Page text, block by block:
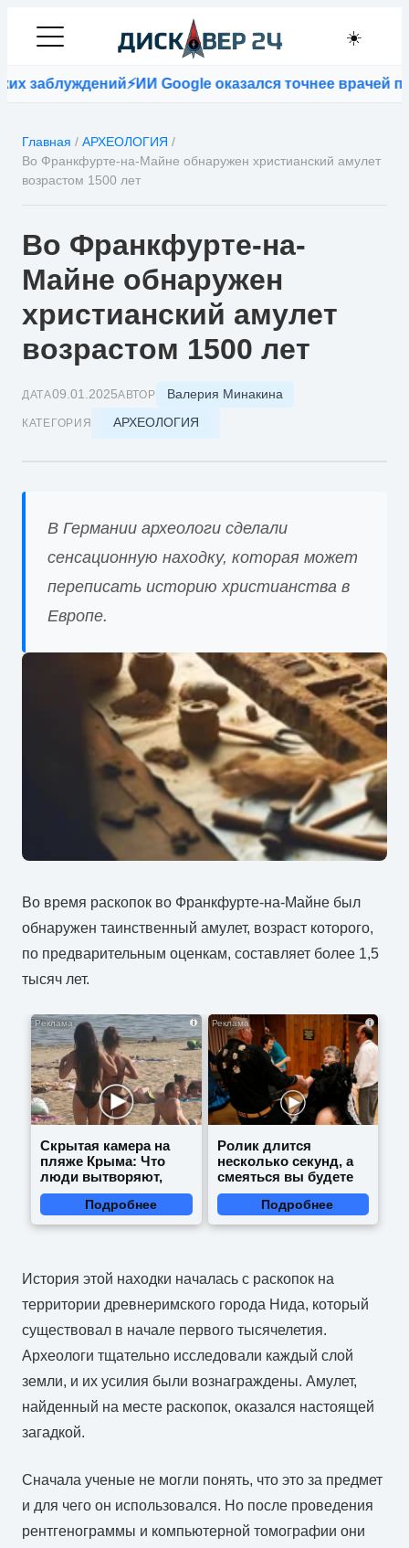
☀️
⚡ИИ Google оказался точнее врачей при
Главная / АРХЕОЛОГИЯ /
Во Франкфурте-на-Майне обнаружен христианский амулет
возрастом 1500 лет
Во Франкфурте-на-
Майне обнаружен
христианский амулет
возрастом 1500 лет
ДАТА09.01.2025АВТОР Валерия Минакина
КАТЕГОРИЯ АРХЕОЛОГИЯ
В Германии археологи сделали
сенсационную находку, которая может
переписать историю христианства в
Европе.
Во время раскопок во Франкфурте-на-Майне был
обнаружен таинственный амулет, возраст которого,
по предварительным оценкам, составляет более 1,5
тысяч лет.
i
Скрытая камера на
пляже Крыма: Что
люди вытворяют,
когда их не видят...
Подробнее
i
Ролик длится
несколько секунд, а
смеяться вы будете
долго
Подробнее
История этой находки началась с раскопок на
территории древнеримского города Нида, который
существовал в начале первого тысячелетия.
Археологи тщательно исследовали каждый слой
земли, и их усилия были вознаграждены. Амулет,
найденный на месте раскопок, оказался настоящей
загадкой.
Сначала ученые не могли понять, что это за предмет
и для чего он использовался. Но после проведения
рентгенограммы и компьютерной томографии они